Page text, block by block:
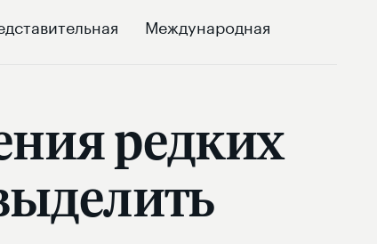
Международная
редких